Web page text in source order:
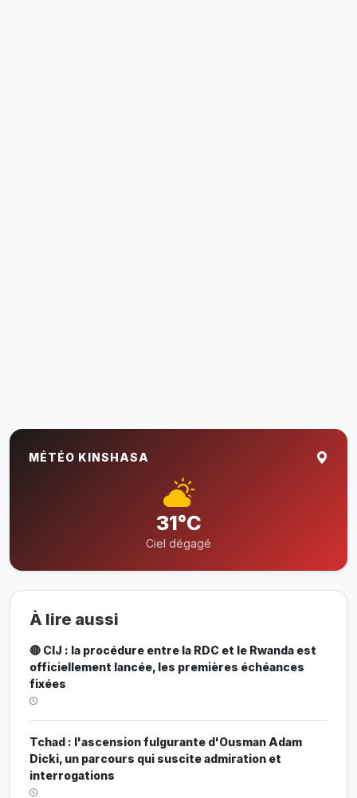
MÉTÉO KINSHASA
31°C
Ciel dégagé
À lire aussi
🔴 CIJ : la procédure entre la RDC et le Rwanda est
officiellement lancée, les premières échéances
fixées
Tchad : l'ascension fulgurante d'Ousman Adam
Dicki, un parcours qui suscite admiration et
interrogations